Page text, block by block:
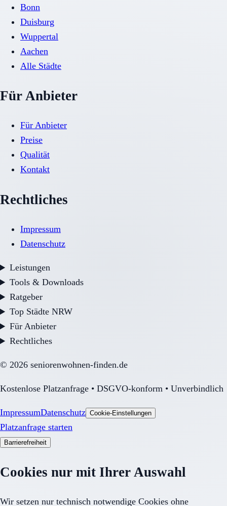
Bonn
Duisburg
Wuppertal
Aachen
Alle Städte
Für Anbieter
Für Anbieter
Preise
Qualität
Kontakt
Rechtliches
Impressum
Datenschutz
Leistungen
Tools & Downloads
Ratgeber
Top Städte NRW
Für Anbieter
Rechtliches
© 2026 seniorenwohnen-finden.de
Kostenlose Platzanfrage • DSGVO-konform • Unverbindlich
ImpressumDatenschutz Cookie-Einstellungen
Platzanfrage starten
Barrierefreiheit
Cookies nur mit Ihrer Auswahl
Wir setzen nur technisch notwendige Cookies ohne